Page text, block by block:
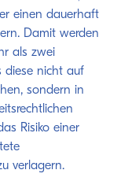
einen dauerhaft
Damit werden
als zwei
diese nicht auf
sondern in
Risiko einer
verlagern.